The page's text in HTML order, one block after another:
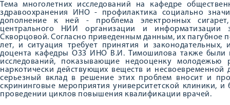
Тема многолетних исследований на кафедре
здравоохранения ИНО - профилактика социально
дополнение к ней - проблема электронных
центрального НИИ организации и информатизации
Скворцовой. Согласно приведенным данным, их пагубное
лет, и ситуация требует принятия и
доцента кафедры ОЗЗ ИНО В.И. Тимошилова также были
исследований, показывающие недооценку молодежью
наркотически действующих веществ и
серьезный вклад в решение этих проблем вносит и
скрининговые мероприятия университетской клиники,
проведении циклов повышения квалификации врачей.